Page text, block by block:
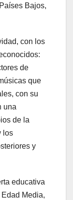
Bajos,
con los
de
que
con su
una
de la
los
y
educativa
Media,